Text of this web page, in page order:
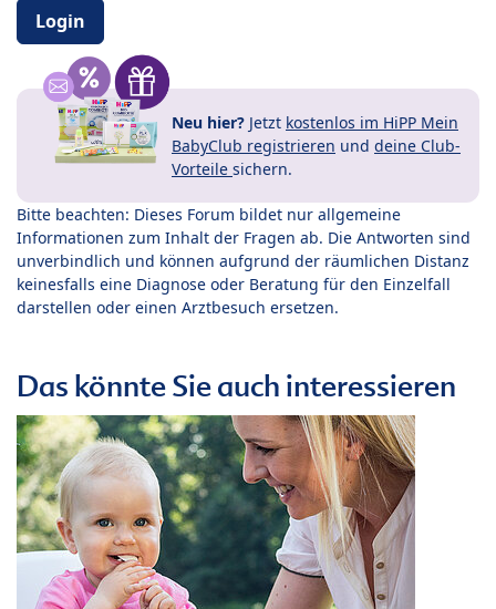
Login
Neu hier? Jetzt kostenlos im HiPP Mein
BabyClub registrieren und deine Club-
Vorteile sichern.
Bitte beachten: Dieses Forum bildet nur allgemeine
Informationen zum Inhalt der Fragen ab. Die Antworten sind
unverbindlich und können aufgrund der räumlichen Distanz
keinesfalls eine Diagnose oder Beratung für den Einzelfall
darstellen oder einen Arztbesuch ersetzen.
Das könnte Sie auch interessieren